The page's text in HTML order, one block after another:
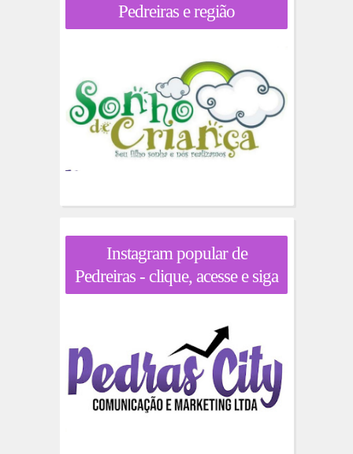
Pedreiras e região
Instagram popular de
Pedreiras - clique, acesse e siga